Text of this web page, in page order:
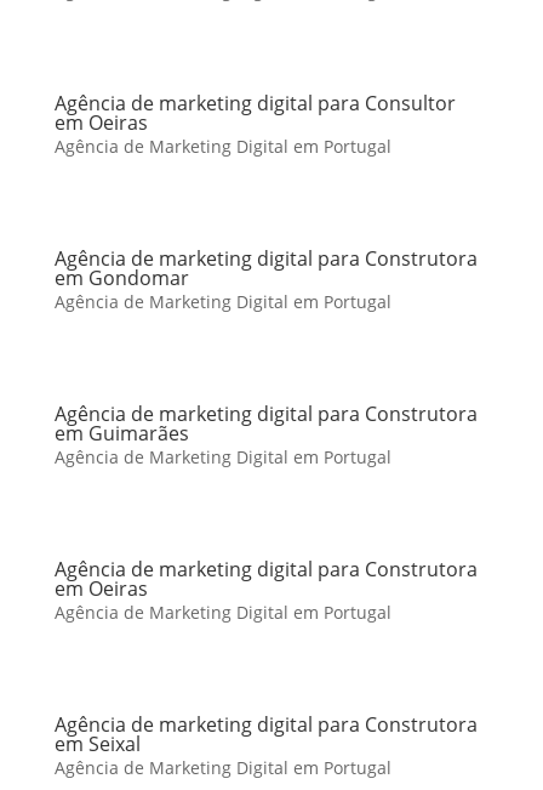
Agência de marketing digital para Consultor
em Oeiras
Agência de Marketing Digital em Portugal
Agência de marketing digital para Construtora
em Gondomar
Agência de Marketing Digital em Portugal
Agência de marketing digital para Construtora
em Guimarães
Agência de Marketing Digital em Portugal
Agência de marketing digital para Construtora
em Oeiras
Agência de Marketing Digital em Portugal
Agência de marketing digital para Construtora
em Seixal
Agência de Marketing Digital em Portugal